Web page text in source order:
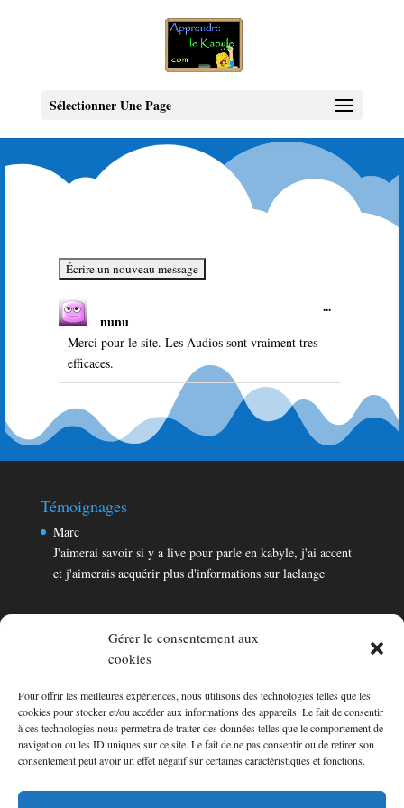
Gérer le consentement aux
cookies
Pour offrir les meilleures expériences, nous utilisons des technologies telles que les
cookies pour stocker et/ou accéder aux informations des appareils. Le fait de consentir
à ces technologies nous permettra de traiter des données telles que le comportement de
navigation ou les ID uniques sur ce site. Le fait de ne pas consentir ou de retirer son
consentement peut avoir un effet négatif sur certaines caractéristiques et fonctions.
Sélectionner Une Page
nunu
Merci pour le site. Les Audios sont vraiment tres
efficaces.
...Ouvrir/
Témoignages
Marc
J'aimerai savoir si y a live pour parle en kabyle, j'ai accent
et j'aimerais acquérir plus d'informations sur laclange
Témoignages
Marc
J'aimerai savoir si y a live pour parle en kabyle, j'ai accent
et j'aimerais acquérir plus d'informations sur laclange
Consultez les témoignages